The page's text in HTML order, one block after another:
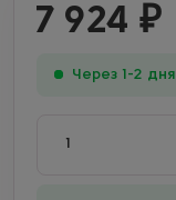
7 924 ₽
Через 1-2 дня
1